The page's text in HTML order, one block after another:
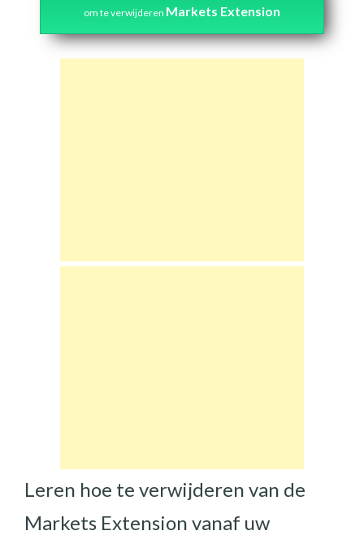
om te verwijderen Markets Extension
Leren hoe te verwijderen van de
Markets Extension vanaf uw